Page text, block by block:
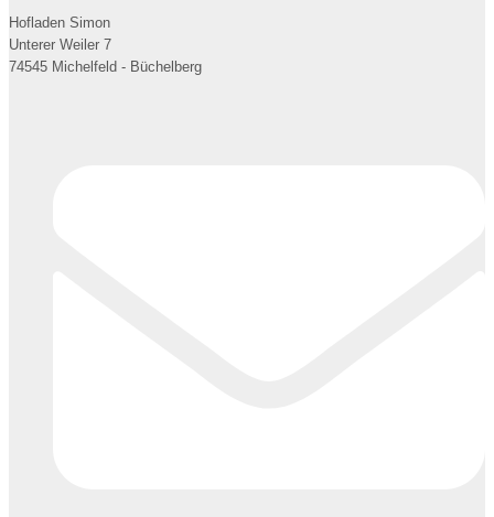
Hofladen Simon
Unterer Weiler 7
74545 Michelfeld - Büchelberg